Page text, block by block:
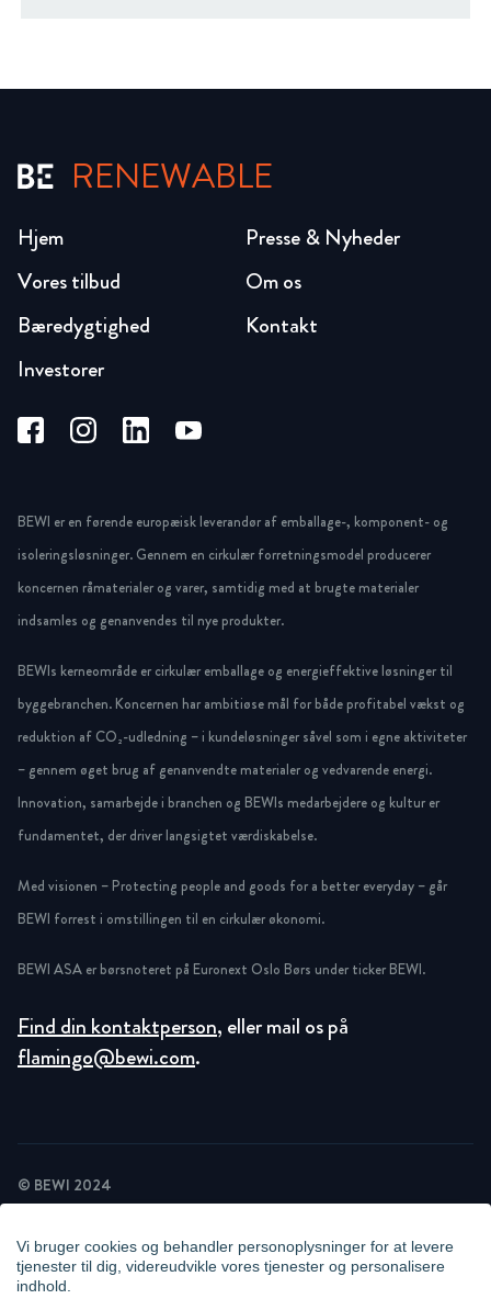
Vi bruger cookies og behandler personoplysninger for at levere
tjenester til dig, videreudvikle vores tjenester og personalisere
indhold.
RENEWABLE
Hjem
Vores tilbud
Bæredygtighed
Investorer
Presse & Nyheder
Om os
Kontakt
BEWI er en førende europæisk leverandør af emballage-, komponent- og
isoleringsløsninger. Gennem en cirkulær forretningsmodel producerer
koncernen råmaterialer og varer, samtidig med at brugte materialer
indsamles og genanvendes til nye produkter.
BEWIs kerneområde er cirkulær emballage og energieffektive løsninger til
byggebranchen. Koncernen har ambitiøse mål for både profitabel vækst og
reduktion af CO₂-udledning – i kundeløsninger såvel som i egne aktiviteter
– gennem øget brug af genanvendte materialer og vedvarende energi.
Innovation, samarbejde i branchen og BEWIs medarbejdere og kultur er
fundamentet, der driver langsigtet værdiskabelse.
Med visionen – Protecting people and goods for a better everyday – går
BEWI forrest i omstillingen til en cirkulær økonomi.
BEWI ASA er børsnoteret på Euronext Oslo Børs under ticker BEWI.
Find din kontaktperson, eller mail os på
flamingo@bewi.com.
© BEWI 2024
COOKIE STATEMENT
NEWSLETTER PRIVACY POLICY
VIDEO SURVEILLANCE STATEMENT